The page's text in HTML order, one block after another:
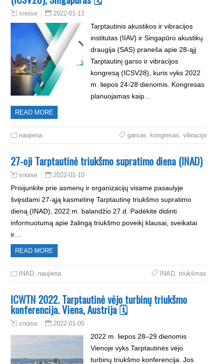
xnoise 2022-01-13
Tarptautinis akustikos ir vibracijos
institutas (IIAV) ir Singapūro akustikų
draugija (SAS) praneša apie 28-ąjį
Tarptautinį garso ir vibracijos
kongresą (ICSV28), kuris vyks 2022
m. liepos 24-28 dienomis. Kongresas
planuojamas kaip…
READ MORE
naujiena garsas, kongresas, vibracija
27-oji Tarptautinė triukšmo supratimo diena (INAD)
xnoise 2022-01-10
Prisijunkite prie asmenų ir organizacijų visame pasaulyje
švęsdami 27-ąją kasmetinę Tarptautinę triukšmo supratimo
dieną (INAD), 2022 m. balandžio 27 d. Padėkite didinti
informuotumą apie žalingą triukšmo poveikį klausai, sveikatai
ir…
READ MORE
INAD, naujiena INAD, triukšmas
ICWTN 2022. Tarptautinė vėjo turbinų triukšmo
konferencija. Viena, Austrija 🗓
xnoise 2022-01-05
2022 m. liepos 28–29 dienomis
Vienoje vyks Tarptautinės vėjo
turbinų triukšmo konferencija. Jos